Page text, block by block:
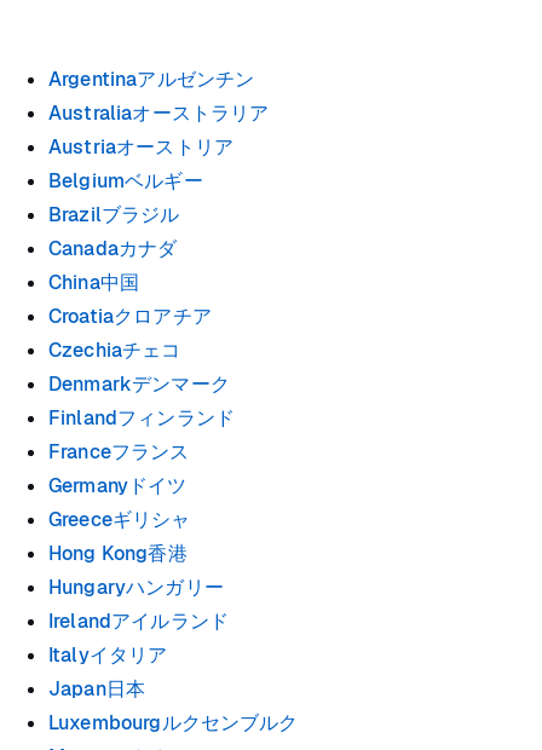
Argentinaアルゼンチン
Australiaオーストラリア
Austriaオーストリア
Belgiumベルギー
Brazilブラジル
Canadaカナダ
China中国
Croatiaクロアチア
Czechiaチェコ
Denmarkデンマーク
Finlandフィンランド
Franceフランス
Germanyドイツ
Greeceギリシャ
Hong Kong香港
Hungaryハンガリー
Irelandアイルランド
Italyイタリア
Japan日本
Luxembourgルクセンブルク